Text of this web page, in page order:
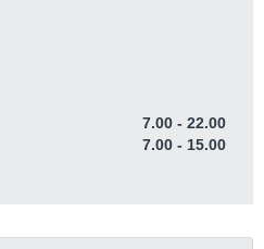
7.00 - 22.00
7.00 - 15.00